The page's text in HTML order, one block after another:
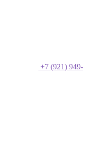
+7 (921) 949-